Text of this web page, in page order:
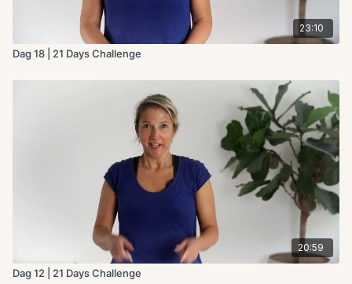
23:10
Dag 18 | 21 Days Challenge
20:59
Dag 12 | 21 Days Challenge